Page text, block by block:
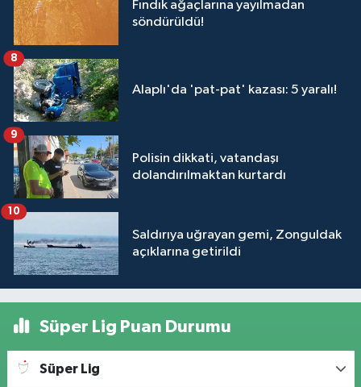
Fındık ağaçlarına yayılmadan
söndürüldü!
Alaplı'da 'pat-pat' kazası: 5 yaralı!
8
Polisin dikkati, vatandaşı
dolandırılmaktan kurtardı
9
Saldırıya uğrayan gemi, Zonguldak
açıklarına getirildi
10
Süper Lig Puan Durumu
Süper Lig